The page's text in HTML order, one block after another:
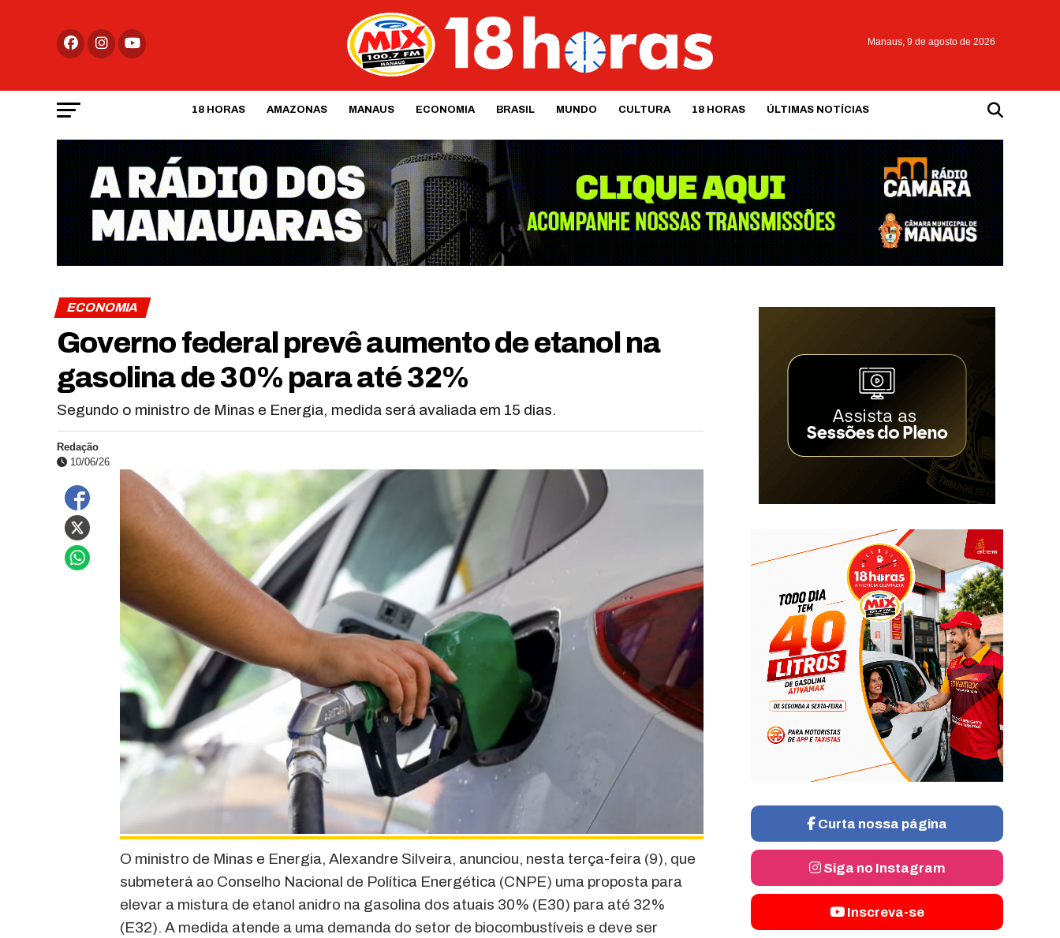
Manaus, 9 de agosto de 2026
18 HORAS AMAZONAS MANAUS ECONOMIA BRASIL MUNDO CULTURA 18 HORAS ÚLTIMAS NOTÍCIAS
ECONOMIA
Governo federal prevê aumento de etanol na
gasolina de 30% para até 32%
Segundo o ministro de Minas e Energia, medida será avaliada em 15 dias.
Redação
10/06/26
O ministro de Minas e Energia, Alexandre Silveira, anunciou, nesta terça-feira (9), que
submeterá ao Conselho Nacional de Política Energética (CNPE) uma proposta para
elevar a mistura de etanol anidro na gasolina dos atuais 30% (E30) para até 32%
(E32). A medida atende a uma demanda do setor de biocombustíveis e deve ser
Curta nossa página
Siga no Instagram
Inscreva-se